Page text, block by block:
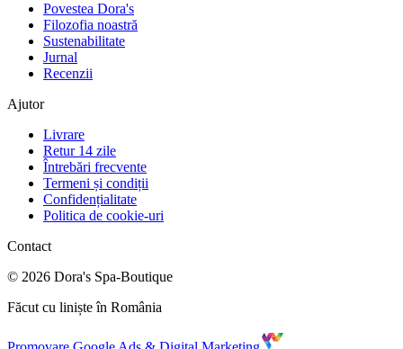
Povestea Dora's
Filozofia noastră
Sustenabilitate
Jurnal
Recenzii
Ajutor
Livrare
Retur 14 zile
Întrebări frecvente
Termeni și condiții
Confidențialitate
Politica de cookie-uri
Contact
© 2026 Dora's Spa-Boutique
Făcut cu liniște în România